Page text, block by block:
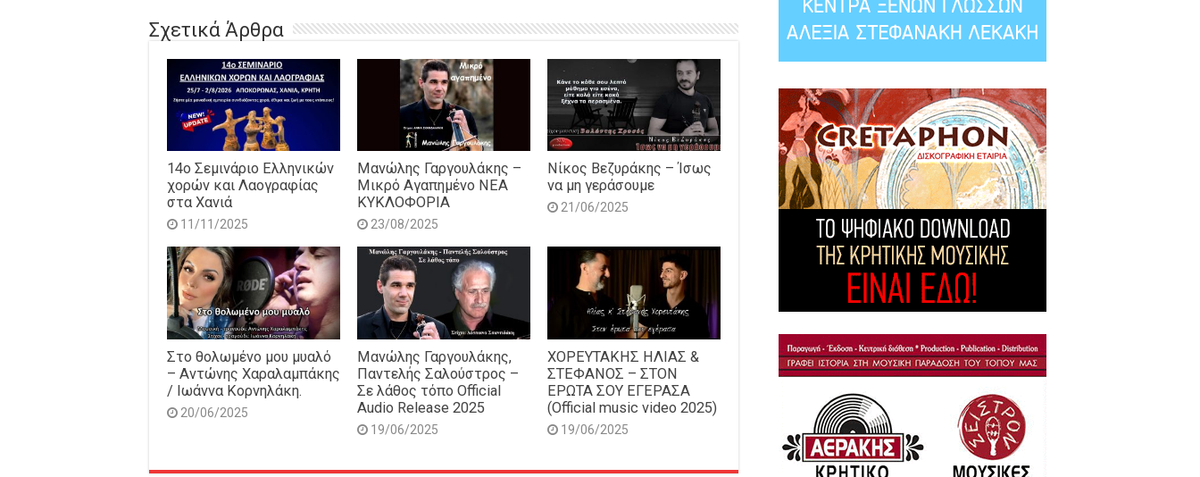
Σχετικά Άρθρα
14o Σεμινάριο Ελληνικών
χορών και Λαογραφίας
στα Χανιά
11/11/2025
Μανώλης Γαργουλάκης –
Μικρό Αγαπημένο NEΑ
ΚΥΚΛΟΦΟΡΙΑ
23/08/2025
Νίκος Βεζυράκης – Ίσως
να μη γεράσουμε
21/06/2025
Στο θολωμένο μου μυαλό
– Αντώνης Χαραλαμπάκης
/ Ιωάννα Κορνηλάκη.
20/06/2025
Μανώλης Γαργουλάκης,
Παντελής Σαλούστρος –
Σε λάθος τόπο Official
Audio Release 2025
19/06/2025
ΧΟΡΕΥΤΑΚΗΣ ΗΛΙΑΣ &
ΣΤΕΦΑΝΟΣ – ΣΤΟΝ
ΕΡΩΤΑ ΣΟΥ ΕΓΕΡΑΣΑ
(Official music video 2025)
19/06/2025